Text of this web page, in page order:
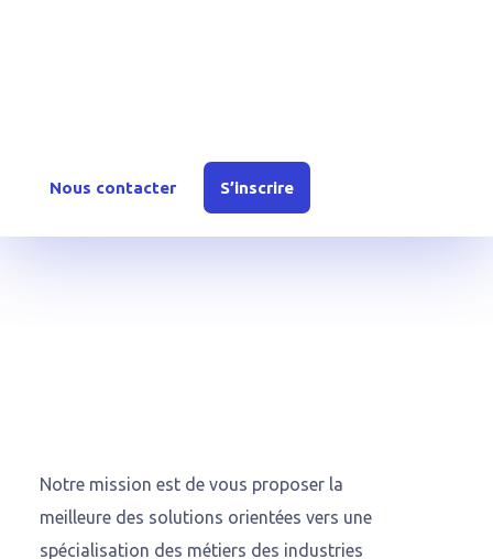
Nous contacter S’inscrire
Notre mission est de vous proposer la
meilleure des solutions orientées vers une
spécialisation des métiers des industries